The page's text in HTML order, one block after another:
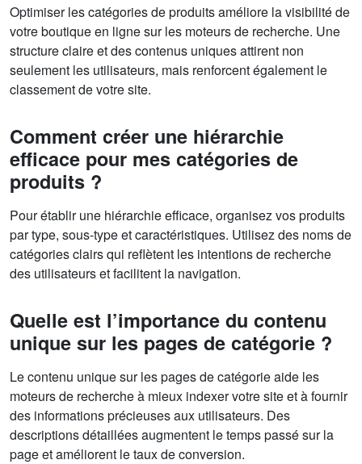
Optimiser les catégories de produits améliore la visibilité de
votre boutique en ligne sur les moteurs de recherche. Une
structure claire et des contenus uniques attirent non
seulement les utilisateurs, mais renforcent également le
classement de votre site.
Comment créer une hiérarchie
efficace pour mes catégories de
produits ?
Pour établir une hiérarchie efficace, organisez vos produits
par type, sous-type et caractéristiques. Utilisez des noms de
catégories clairs qui reflètent les intentions de recherche
des utilisateurs et facilitent la navigation.
Quelle est l’importance du contenu
unique sur les pages de catégorie ?
Le contenu unique sur les pages de catégorie aide les
moteurs de recherche à mieux indexer votre site et à fournir
des informations précieuses aux utilisateurs. Des
descriptions détaillées augmentent le temps passé sur la
page et améliorent le taux de conversion.